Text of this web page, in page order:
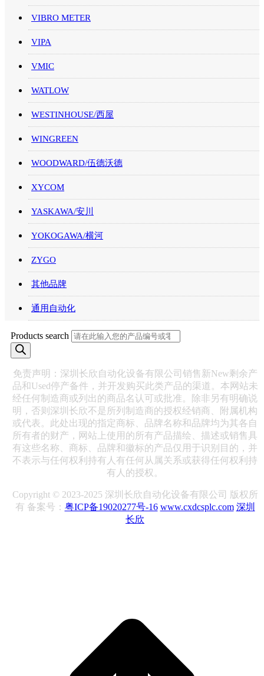
VIBRO METER
VIPA
VMIC
WATLOW
WESTINHOUSE/西屋
WINGREEN
WOODWARD/伍德沃德
XYCOM
YASKAWA/安川
YOKOGAWA/横河
ZYGO
其他品牌
通用自动化
Products search
免责声明：深圳长欣自动化设备有限公司销售新New剩余产
品和Used停产备件，并开发购买此类产品的渠道。本网站未
经任何制造商或列出的商品名认可或批准。除非另有明确说
明，否则深圳长欣不是所列制造商的授权经销商、附属机构
或代表。此处出现的指定商标、品牌名称和品牌均为其各自
所有者的财产，网站上使用的所有产品描绘、描述或销售具
有这些名称、商标、品牌和徽标的产品仅用于识别目的，并
不表示与任何权利持有人有任何从属关系或获得任何权利持
有人的授权。
Copyright © 2023-2025 深圳长欣自动化设备有限公司 版权所
有 备案号： 粤ICP备19020277号-16 www.cxdcsplc.com 深圳
长欣